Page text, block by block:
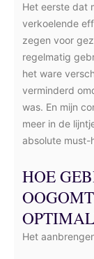
Het eerste dat
verkoelende
zegen voor
regelmatig
het ware
verminderd
was. En mijn
meer in de
absolute must-
HOE
Het